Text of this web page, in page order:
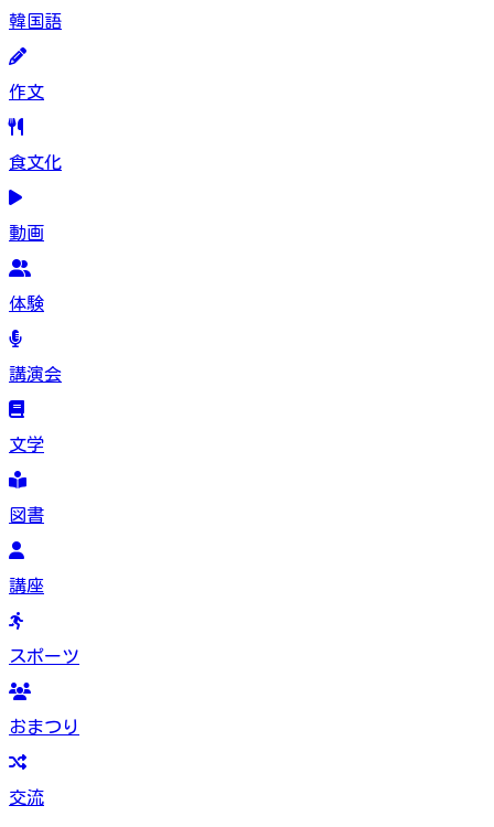
韓国語
作文
食文化
動画
体験
講演会
文学
図書
講座
スポーツ
おまつり
交流